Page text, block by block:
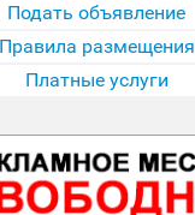
Подать объявление
Правила размещения
Платные услуги